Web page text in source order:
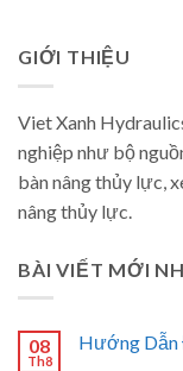
GIỚI THIỆU
Viet Xanh
nghiệp như bộ
bàn nâng thủy lực,
nâng thủy lực.
BÀI VIẾT MỚI
08
Th8
Hướng Dẫn